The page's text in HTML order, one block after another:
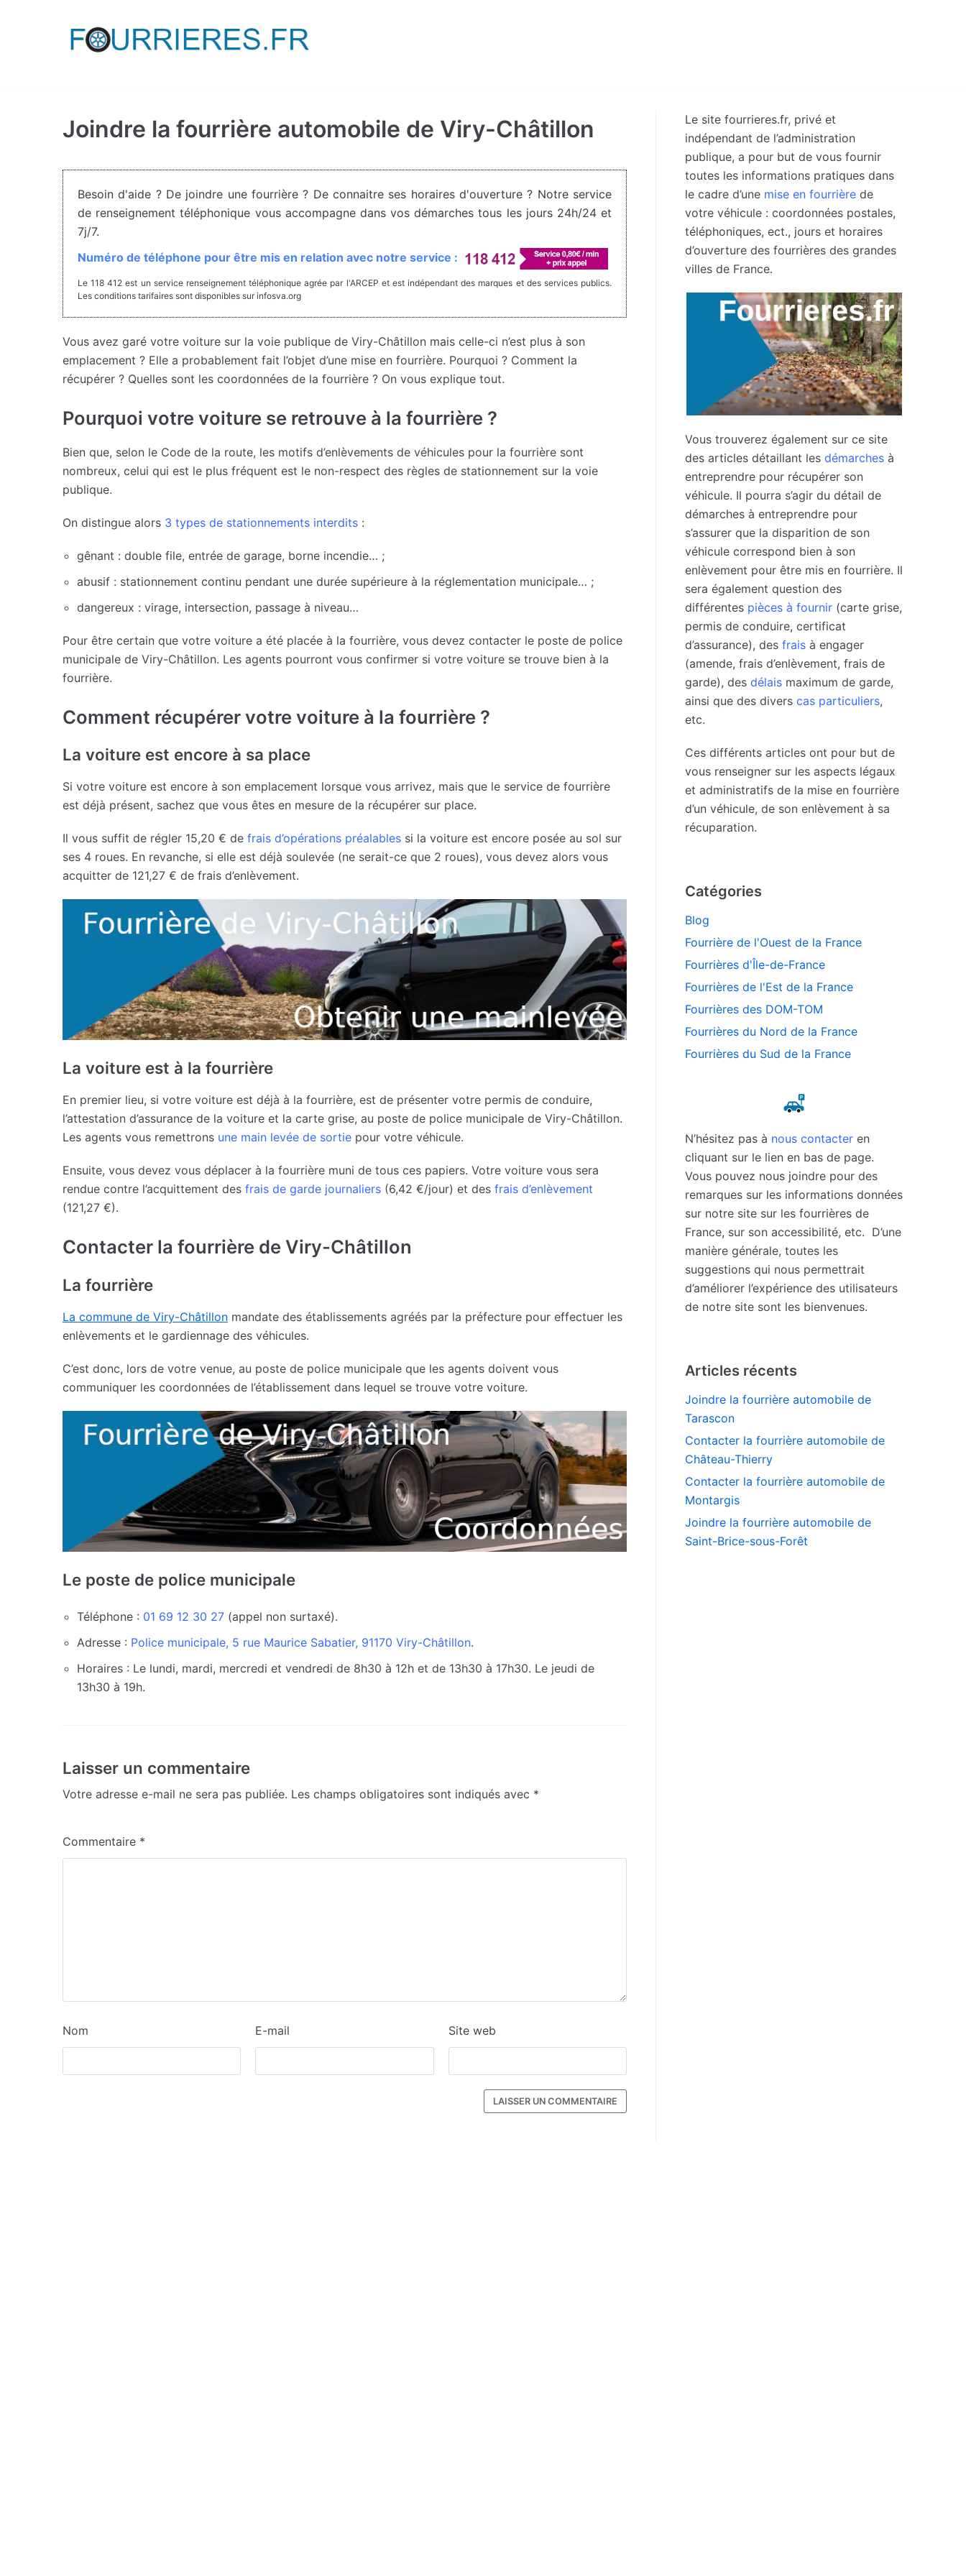
Joindre la fourrière automobile de Viry-Châtillon
Besoin d'aide ? De joindre une fourrière ? De connaitre ses horaires d'ouverture ? Notre service
de renseignement téléphonique vous accompagne dans vos démarches tous les jours 24h/24 et
7j/7.
Numéro de téléphone pour être mis en relation avec notre service :
Le 118 412 est un service renseignement téléphonique agrée par l'ARCEP et est indépendant des marques et des services publics.
Les conditions tarifaires sont disponibles sur infosva.org
Vous avez garé votre voiture sur la voie publique de Viry-Châtillon mais celle-ci n’est plus à son
emplacement ? Elle a probablement fait l’objet d’une mise en fourrière. Pourquoi ? Comment la
récupérer ? Quelles sont les coordonnées de la fourrière ? On vous explique tout.
Pourquoi votre voiture se retrouve à la fourrière ?
Bien que, selon le Code de la route, les motifs d’enlèvements de véhicules pour la fourrière sont
nombreux, celui qui est le plus fréquent est le non-respect des règles de stationnement sur la voie
publique.
On distingue alors 3 types de stationnements interdits :
gênant : double file, entrée de garage, borne incendie… ;
abusif : stationnement continu pendant une durée supérieure à la réglementation municipale… ;
dangereux : virage, intersection, passage à niveau…
Pour être certain que votre voiture a été placée à la fourrière, vous devez contacter le poste de police
municipale de Viry-Châtillon. Les agents pourront vous confirmer si votre voiture se trouve bien à la
fourrière.
Comment récupérer votre voiture à la fourrière ?
La voiture est encore à sa place
Si votre voiture est encore à son emplacement lorsque vous arrivez, mais que le service de fourrière
est déjà présent, sachez que vous êtes en mesure de la récupérer sur place.
Il vous suffit de régler 15,20 € de frais d’opérations préalables si la voiture est encore posée au sol sur
ses 4 roues. En revanche, si elle est déjà soulevée (ne serait-ce que 2 roues), vous devez alors vous
acquitter de 121,27 € de frais d’enlèvement.
La voiture est à la fourrière
En premier lieu, si votre voiture est déjà à la fourrière, est de présenter votre permis de conduire,
l’attestation d’assurance de la voiture et la carte grise, au poste de police municipale de Viry-Châtillon.
Les agents vous remettrons une main levée de sortie pour votre véhicule.
Ensuite, vous devez vous déplacer à la fourrière muni de tous ces papiers. Votre voiture vous sera
rendue contre l’acquittement des frais de garde journaliers (6,42 €/jour) et des frais d’enlèvement
(121,27 €).
Contacter la fourrière de Viry-Châtillon
La fourrière
La commune de Viry-Châtillon mandate des établissements agréés par la préfecture pour effectuer les
enlèvements et le gardiennage des véhicules.
C’est donc, lors de votre venue, au poste de police municipale que les agents doivent vous
communiquer les coordonnées de l’établissement dans lequel se trouve votre voiture.
Le poste de police municipale
Téléphone : 01 69 12 30 27 (appel non surtaxé).
Adresse : Police municipale, 5 rue Maurice Sabatier, 91170 Viry-Châtillon.
Horaires : Le lundi, mardi, mercredi et vendredi de 8h30 à 12h et de 13h30 à 17h30. Le jeudi de
13h30 à 19h.
Laisser un commentaire
Votre adresse e-mail ne sera pas publiée. Les champs obligatoires sont indiqués avec *
Commentaire *
Nom E-mail Site web
Le site fourrieres.fr, privé et
indépendant de l’administration
publique, a pour but de vous fournir
toutes les informations pratiques dans
le cadre d’une mise en fourrière de
votre véhicule : coordonnées postales,
téléphoniques, ect., jours et horaires
d’ouverture des fourrières des grandes
villes de France.
Vous trouverez également sur ce site
des articles détaillant les démarches à
entreprendre pour récupérer son
véhicule. Il pourra s’agir du détail de
démarches à entreprendre pour
s’assurer que la disparition de son
véhicule correspond bien à son
enlèvement pour être mis en fourrière. Il
sera également question des
différentes pièces à fournir (carte grise,
permis de conduire, certificat
d’assurance), des frais à engager
(amende, frais d’enlèvement, frais de
garde), des délais maximum de garde,
ainsi que des divers cas particuliers,
etc.
Ces différents articles ont pour but de
vous renseigner sur les aspects légaux
et administratifs de la mise en fourrière
d’un véhicule, de son enlèvement à sa
récuparation.
Catégories
Blog
Fourrière de l'Ouest de la France
Fourrières d'Île-de-France
Fourrières de l'Est de la France
Fourrières des DOM-TOM
Fourrières du Nord de la France
Fourrières du Sud de la France
N’hésitez pas à nous contacter en
cliquant sur le lien en bas de page.
Vous pouvez nous joindre pour des
remarques sur les informations données
sur notre site sur les fourrières de
France, sur son accessibilité, etc. D’une
manière générale, toutes les
suggestions qui nous permettrait
d’améliorer l’expérience des utilisateurs
de notre site sont les bienvenues.
Articles récents
Joindre la fourrière automobile de
Tarascon
Contacter la fourrière automobile de
Château-Thierry
Contacter la fourrière automobile de
Montargis
Joindre la fourrière automobile de
Saint-Brice-sous-Forêt